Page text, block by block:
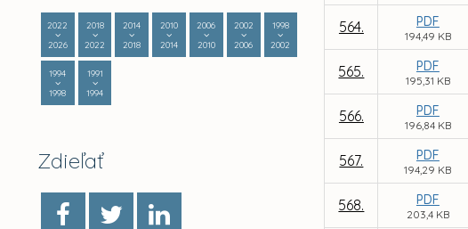
2022
2026
2018
2022
2014
2018
2010
2014
2006
2010
2002
2006
1998
2002
1994
1998
1991
1994
Zdieľať
564. PDF
194,49 KB
565. PDF
195,31 KB
566. PDF
196,84 KB
567. PDF
194,29 KB
568. PDF
203,4 KB